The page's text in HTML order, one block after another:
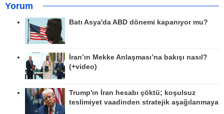
Yorum
Batı Asya'da ABD dönemi kapanıyor mu?
İran’ın Mekke Anlaşması’na bakışı nasıl?
(+video)
Trump'ın İran hesabı çöktü; koşulsuz
teslimiyet vaadinden stratejik aşağılanmaya